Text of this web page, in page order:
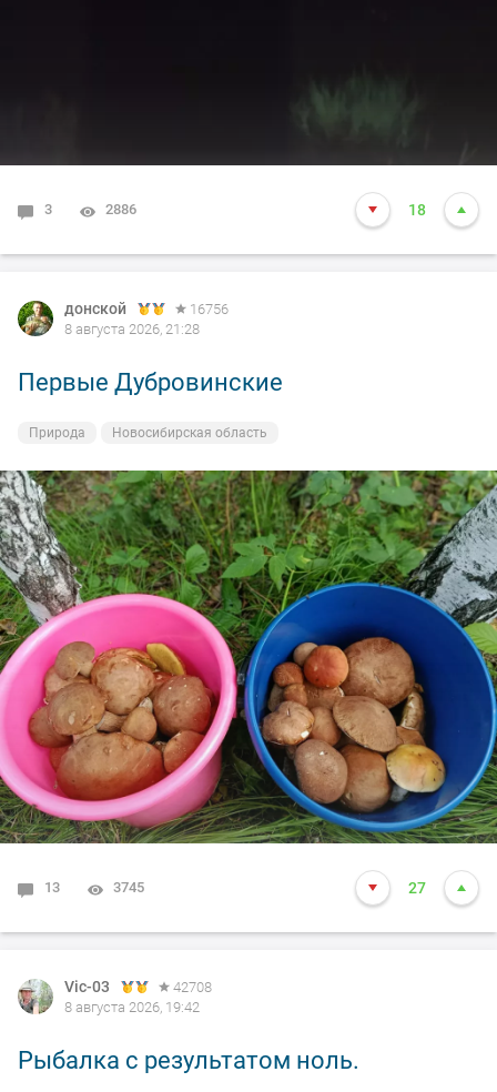
3 2886 18
донской
16756
8 августа 2026, 21:28
Первые Дубровинские
Природа Новосибирская область
13 3745 27
Vic-03
42708
8 августа 2026, 19:42
Рыбалка с результатом ноль.